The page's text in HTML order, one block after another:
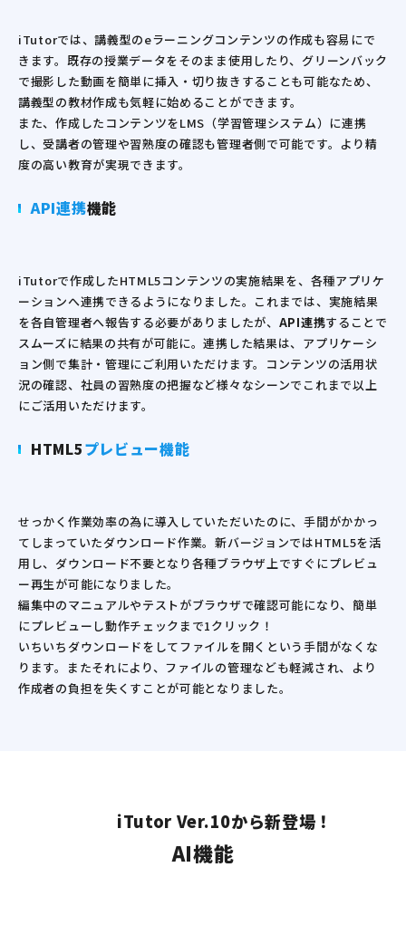
iTutorでは、講義型のeラーニングコンテンツの作成も容易にで
きます。既存の授業データをそのまま使用したり、グリーンバック
で撮影した動画を簡単に挿入・切り抜きすることも可能なため、
講義型の教材作成も気軽に始めることができます。
また、作成したコンテンツをLMS（学習管理システム）に連携
し、受講者の管理や習熟度の確認も管理者側で可能です。より精
度の高い教育が実現できます。
API連携機能
iTutorで作成したHTML5コンテンツの実施結果を、各種アプリケ
ーションへ連携できるようになりました。これまでは、実施結果
を各自管理者へ報告する必要がありましたが、 API連携することで
スムーズに結果の共有が可能に。連携した結果は、アプリケーシ
ョン側で集計・管理にご利用いただけます。コンテンツの活用状
況の確認、社員の習熟度の把握など様々なシーンでこれまで以上
にご活用いただけます。
HTML5プレビュー機能
せっかく作業効率の為に導入していただいたのに、手間がかかっ
てしまっていたダウンロード作業。新バージョンではHTML5を活
用し、ダウンロード不要となり各種ブラウザ上ですぐにプレビュ
ー再生が可能になりました。
編集中のマニュアルやテストがブラウザで確認可能になり、簡単
にプレビューし動作チェックまで1クリック！
いちいちダウンロードをしてファイルを開くという手間がなくな
ります。またそれにより、ファイルの管理なども軽減され、より
作成者の負担を失くすことが可能となりました。
iTutor Ver.10から新登場！
AI機能